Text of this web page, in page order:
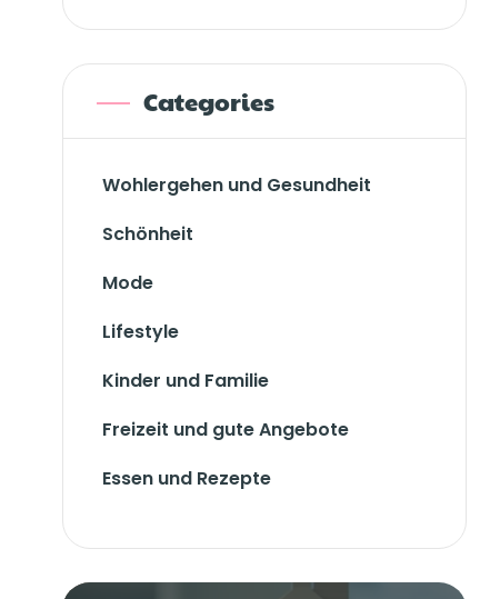
Categories
Wohlergehen und Gesundheit
Schönheit
Mode
Lifestyle
Kinder und Familie
Freizeit und gute Angebote
Essen und Rezepte